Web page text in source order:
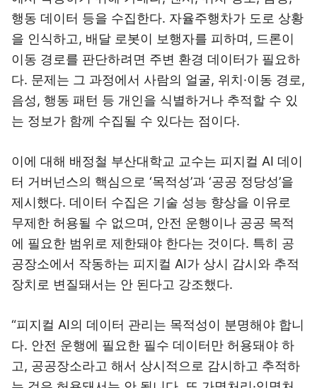
행동 데이터 등을 수집한다. 자율주행차가 도로 상황
을 인식하고, 배달 로봇이 보행자를 피하며, 드론이
이동 경로를 판단하려면 주변 환경 데이터가 필요하
다. 문제는 그 과정에서 사람의 얼굴, 위치·이동 경로,
음성, 행동 패턴 등 개인을 식별하거나 추적할 수 있
는 정보가 함께 수집될 수 있다는 점이다.
이에 대해 배정철 부산대학교 교수는 피지컬 AI 데이
터 거버넌스의 핵심으로 ‘목적성’과 ‘공공 정당성’을
제시했다. 데이터 수집은 기술 성능 향상을 이유로
무제한 허용될 수 없으며, 안전 운행이나 공공 목적
에 필요한 범위로 제한돼야 한다는 것이다. 특히 공
공장소에서 작동하는 피지컬 AI가 상시 감시와 추적
장치로 변질돼서는 안 된다고 강조했다.
“피지컬 AI의 데이터 관리는 목적성이 분명해야 합니
다. 안전 운행에 필요한 필수 데이터만 허용돼야 하
고, 공공장소라고 해서 상시적으로 감시하고 추적하